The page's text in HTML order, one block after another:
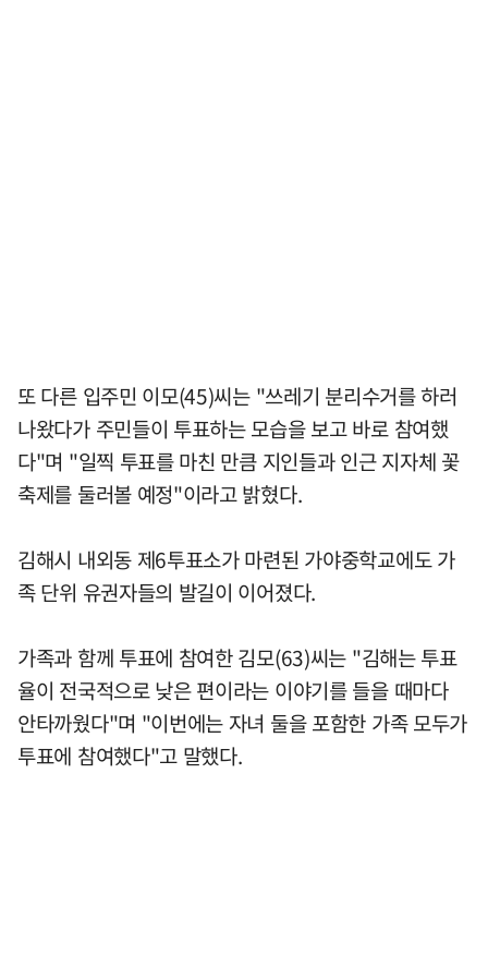
또 다른 입주민 이모(45)씨는 "쓰레기 분리수거를 하러
나왔다가 주민들이 투표하는 모습을 보고 바로 참여했
다"며 "일찍 투표를 마친 만큼 지인들과 인근 지자체 꽃
축제를 둘러볼 예정"이라고 밝혔다.
김해시 내외동 제6투표소가 마련된 가야중학교에도 가
족 단위 유권자들의 발길이 이어졌다.
가족과 함께 투표에 참여한 김모(63)씨는 "김해는 투표
율이 전국적으로 낮은 편이라는 이야기를 들을 때마다
안타까웠다"며 "이번에는 자녀 둘을 포함한 가족 모두가
투표에 참여했다"고 말했다.